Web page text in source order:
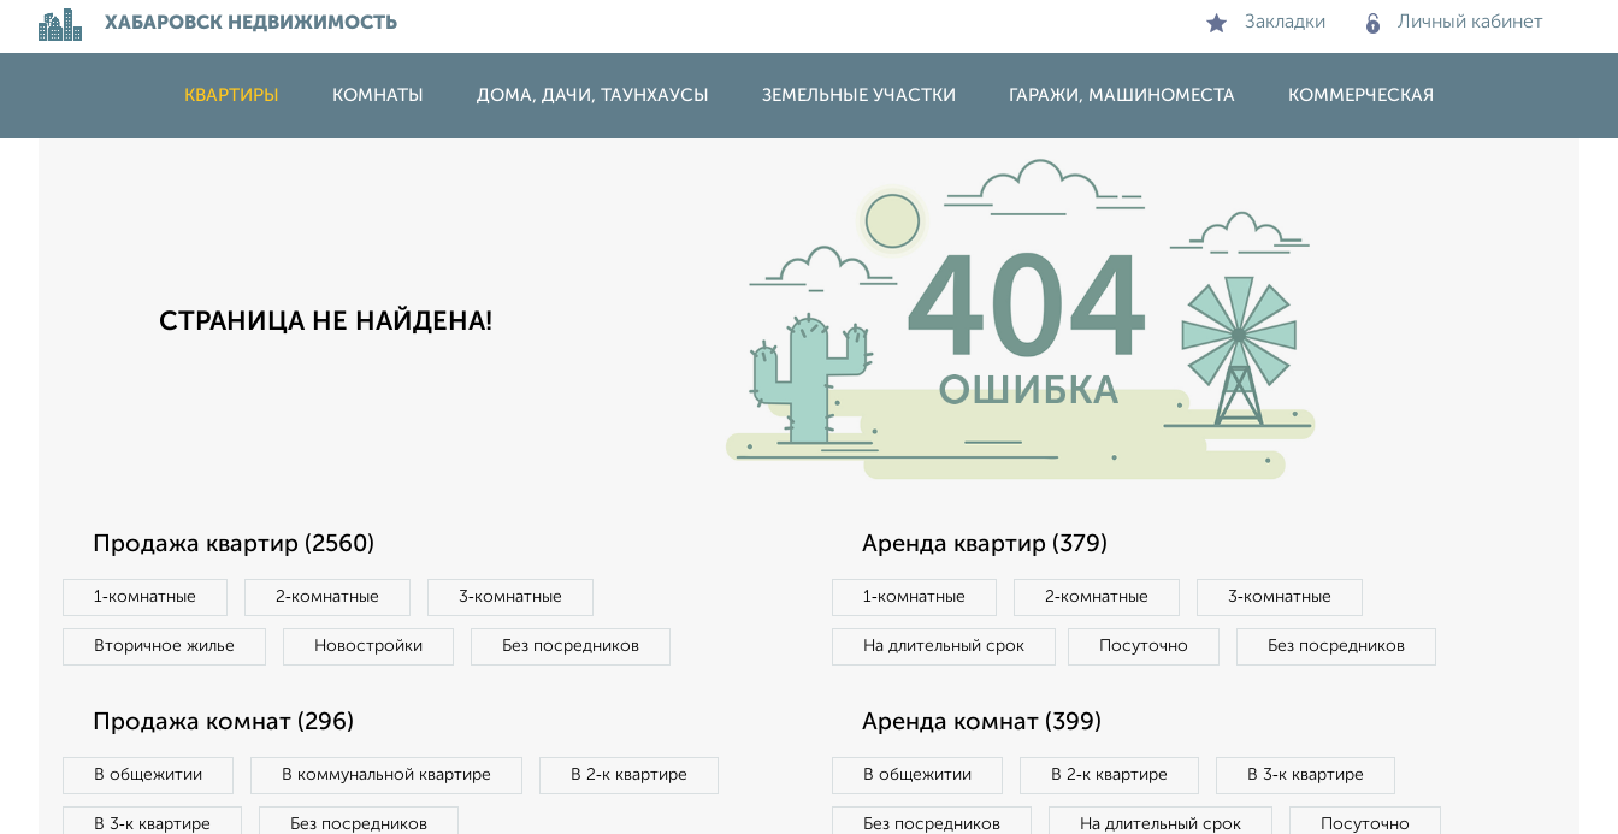
ХАБАРОВСК НЕДВИЖИМОСТЬ Закладки Личный кабинет
КВАРТИРЫ КОМНАТЫ ДОМА, ДАЧИ, ТАУНХАУСЫ ЗЕМЕЛЬНЫЕ УЧАСТКИ ГАРАЖИ, МАШИНОМЕСТА КОММЕРЧЕСКАЯ
СТРАНИЦА НЕ НАЙДЕНА!
Продажа квартир (2560)
1‑комнатные 2‑комнатные 3‑комнатные
Вторичное жилье Новостройки Без посредников
Аренда квартир (379)
1‑комнатные 2‑комнатные 3‑комнатные
На длительный срок Посуточно Без посредников
Продажа комнат (296)
В общежитии В коммунальной квартире В 2‑к квартире
В 3‑к квартире Без посредников
Аренда комнат (399)
В общежитии В 2‑к квартире В 3‑к квартире
Без посредников На длительный срок Посуточно